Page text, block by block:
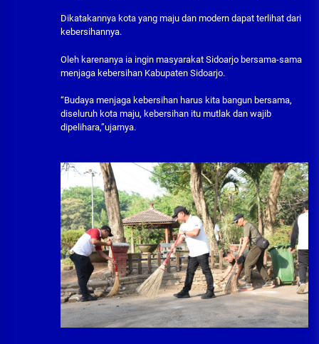
Dikatakannya kota yang maju dan modern dapat terlihat dari
kebersihannya.
Oleh karenanya ia ingin masyarakat Sidoarjo bersama-sama
menjaga kebersihan Kabupaten Sidoarjo.
“Budaya menjaga kebersihan harus kita bangun bersama,
diseluruh kota maju, kebersihan itu mutlak dan wajib
dipelihara,”ujarnya.